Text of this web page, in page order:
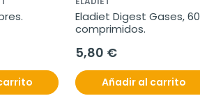
Eladiet Digest Gases, 60
comprimidos.
5,80 €
Añadir al carrito